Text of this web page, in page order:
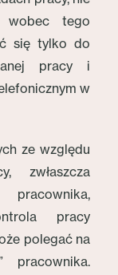
wobec tego
się tylko do
pracy i
w
ze względu
zwłaszcza
pracy
polegać na
pracownika.